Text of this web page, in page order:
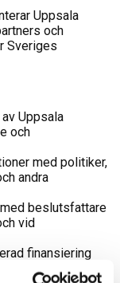
Uppsala
och
Sveriges
Uppsala
och
med politiker,
andra
beslutsfattare
vid
finansiering
starka